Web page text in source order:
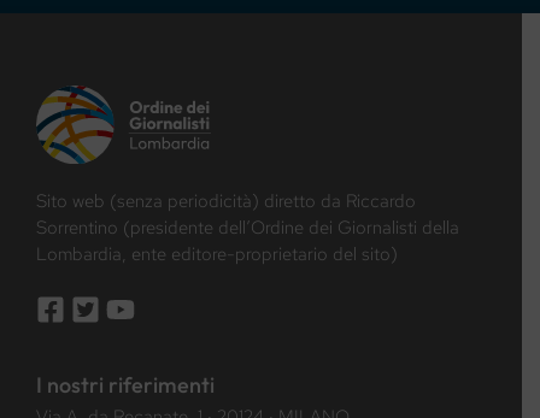
Sito web (senza periodicità) diretto da Riccardo
Sorrentino (presidente dell’Ordine dei Giornalisti della
Lombardia, ente editore-proprietario del sito)
I nostri riferimenti